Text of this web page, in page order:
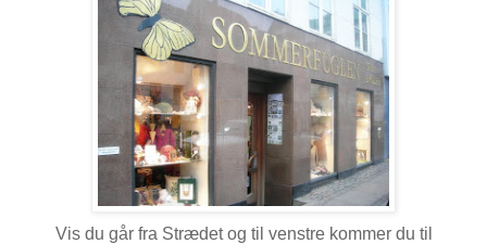
Vis du går fra Strædet og til venstre kommer du til